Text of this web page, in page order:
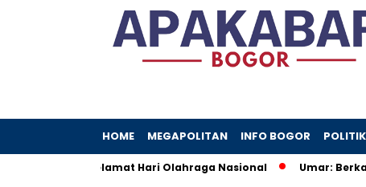
HOME MEGAPOLITAN INFO BOGOR POLITIK
Selamat Hari Olahraga Nasional Umar: Berkas